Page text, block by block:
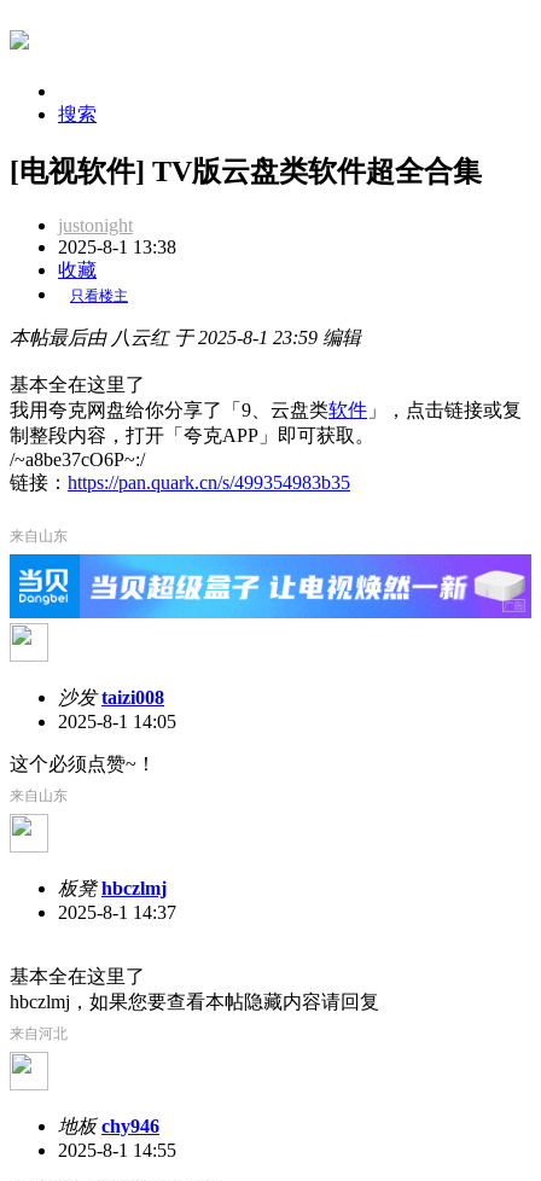
搜索
[电视软件] TV版云盘类软件超全合集
justonight
2025-8-1 13:38
收藏
只看楼主
本帖最后由 八云红 于 2025-8-1 23:59 编辑
基本全在这里了
我用夸克网盘给你分享了「9、云盘类软件 」，点击链接或复
制整段内容，打开「夸克APP」即可获取。
/~a8be37cO6P~:/
链接： https://pan.quark.cn/s/499354983b35
来自山东
沙发 taizi008
2025-8-1 14:05
这个必须点赞~！
来自山东
板凳 hbczlmj
2025-8-1 14:37
基本全在这里了
hbczlmj，如果您要查看本帖隐藏内容请回复
来自河北
地板 chy946
2025-8-1 14:55